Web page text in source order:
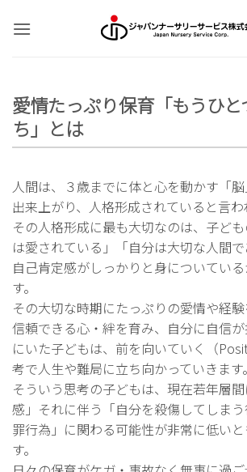
愛情たっぷり保育「もうひと
ち」とは
人間は、３歳までに体と心を動かす「
出来上がり、人格形成されていると言わ
その人格形成に最も大切なのは、子ど
は愛されている」「自分は大切な人間
自己肯定感がしっかりと身についてい
す。
その大切な時期にたっぷりの愛情や経
信頼できる心・絆を育み、自分に自信
にいた子どもは、前を向いていく（
考で人生や難局に立ち向かっていきます。
そういう思考の子どもは、現在若年層
感」それに伴う「自分を殺傷してしま
罪行為」に関わる可能性が非常に低い
す。